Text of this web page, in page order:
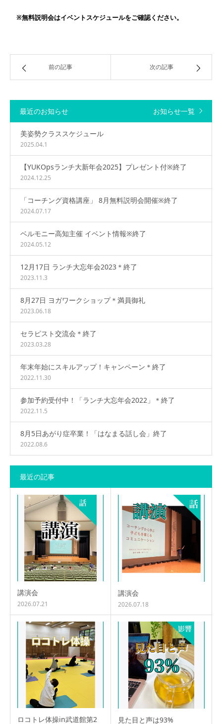
※無料説明会はイベントスケジュールをご確認ください。
前の記事 次の記事
最近のお知らせ お知らせ一覧
美姿勢クラススケジュール
2025.04.1
【YUKOpsランチ大新年会2025】プレゼント付※終了
2024.12.25
「コーチング資格講座」 8月無料説明会開催※終了
2024.07.17
ベルモニー高知主催 イベント情報※終了
2024.05.12
12月17日 ランチ大忘年会2023＊終了
2023.11.3
8月27日 ヨガワークショップ＊満員御礼
2023.06.18
セラピスト交流会＊終了
2023.03.28
年末年始にスキルアップ！キャンペーン＊終了
2022.11.30
参加予約受付中！「ランチ大忘年会2022」＊終了
2022.11.5
8月5日あがり症卒業！「はなまる話し会」終了
2022.08.6
最近の記事
講演会
2026.07.21
講演会
2026.07.18
ロコトレ体操in武道館第2
見た目と声は93%